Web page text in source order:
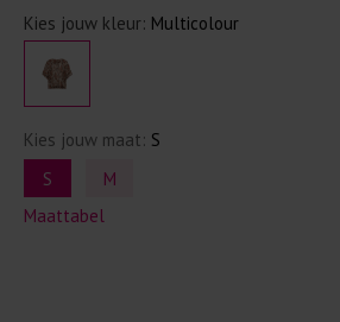
Kies jouw kleur: Multicolour
Kies jouw maat: S
S
M
Maattabel